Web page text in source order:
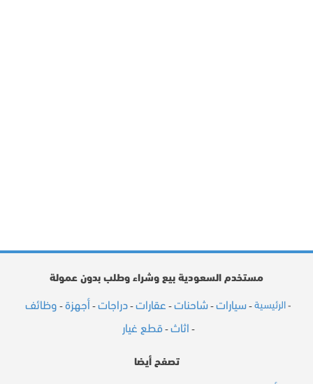
مستخدم السعودية بيع وشراء وطلب بدون عمولة
- الرئيسية - سيارات - شاحنات - عقارات - دراجات - أجهزة - وظائف
- اثاث -قطع غيار
تصفح أيضا